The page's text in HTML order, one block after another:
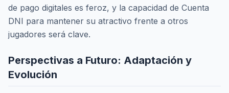
de pago digitales es feroz, y la capacidad de Cuenta
DNI para mantener su atractivo frente a otros
jugadores será clave.
Perspectivas a Futuro: Adaptación y
Evolución